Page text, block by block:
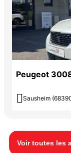
Peugeot
 Sausheim
Voir toutes les